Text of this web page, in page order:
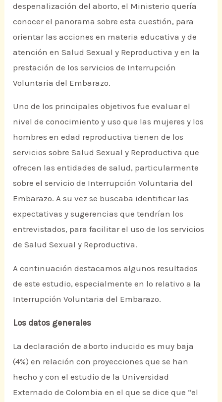
despenalización del aborto, el Ministerio quería
conocer el panorama sobre esta cuestión, para
orientar las acciones en materia educativa y de
atención en Salud Sexual y Reproductiva y en la
prestación de los servicios de Interrupción
Voluntaria del Embarazo.
Uno de los principales objetivos fue evaluar el
nivel de conocimiento y uso que las mujeres y los
hombres en edad reproductiva tienen de los
servicios sobre Salud Sexual y Reproductiva que
ofrecen las entidades de salud, particularmente
sobre el servicio de Interrupción Voluntaria del
Embarazo. A su vez se buscaba identificar las
expectativas y sugerencias que tendrían los
entrevistados, para facilitar el uso de los servicios
de Salud Sexual y Reproductiva.
A continuación destacamos algunos resultados
de este estudio, especialmente en lo relativo a la
Interrupción Voluntaria del Embarazo.
Los datos generales
La declaración de aborto inducido es muy baja
(4%) en relación con proyecciones que se han
hecho y con el estudio de la Universidad
Externado de Colombia en el que se dice que “el